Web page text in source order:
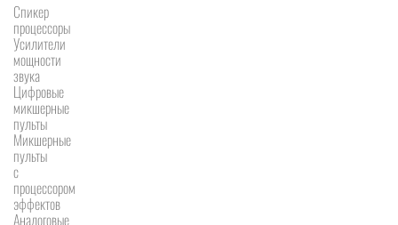
Спикер
процессоры
Усилители
мощности
звука
Цифровые
микшерные
пульты
Микшерные
пульты
с
процессором
эффектов
Аналоговые